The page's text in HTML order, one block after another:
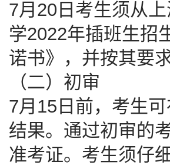
7月20日考生须从
学2022年插班生招
诺书》，并按其要
（二）初审
7月15日前，考生
结果。通过初审的
准考证。考生须仔